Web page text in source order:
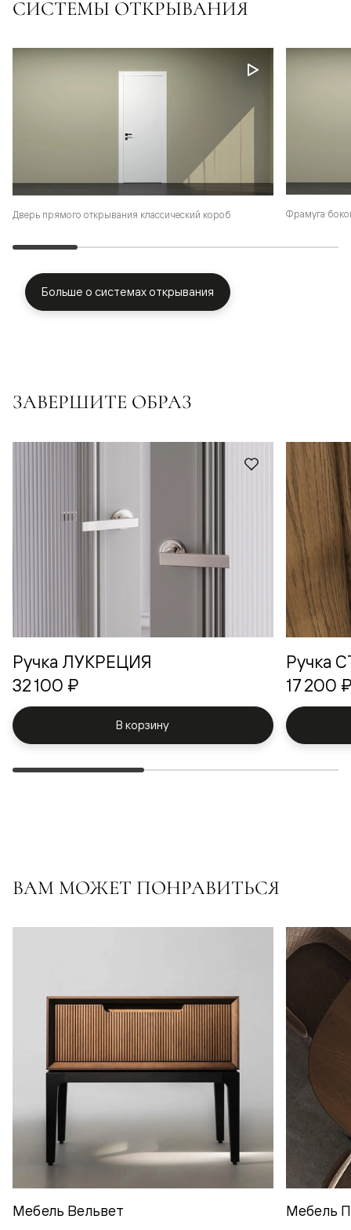
СИСТЕМЫ ОТКРЫВАНИЯ
Дверь прямого открывания классический короб Фрамуга
Больше о системах открывания
ЗАВЕРШИТЕ ОБРАЗ
Ручка ЛУКРЕЦИЯ
32 100 ₽
В корзину
Ручка
17 200
ВАМ МОЖЕТ ПОНРАВИТЬСЯ
Мебель Вельвет Мебель